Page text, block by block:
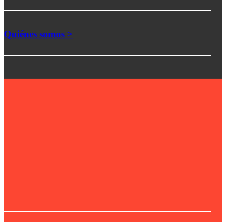
Quiénes somos >